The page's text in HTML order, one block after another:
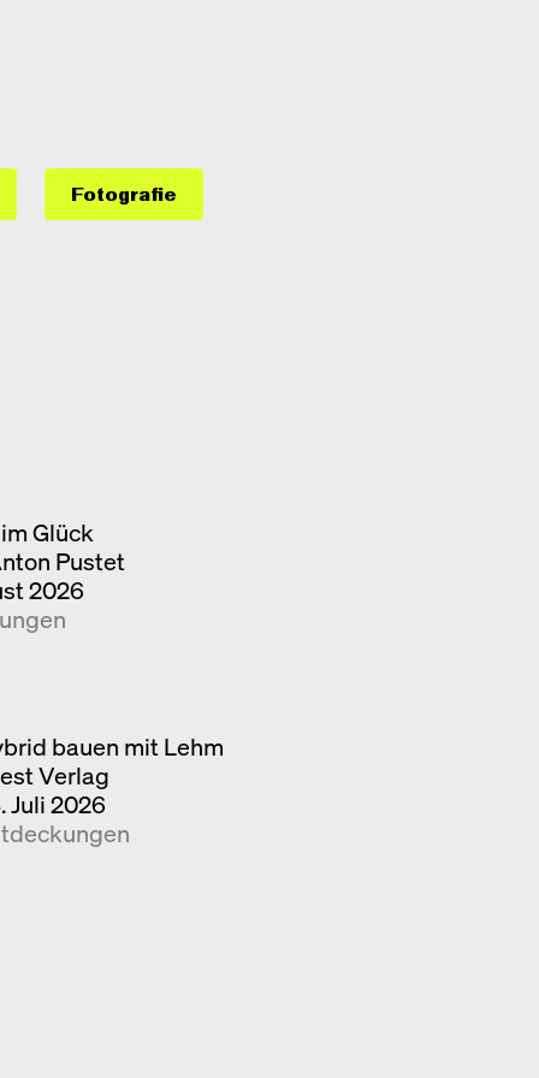
Fotografie
Glück
Pustet
2026
bauen mit Lehm
Verlag
Juli 2026